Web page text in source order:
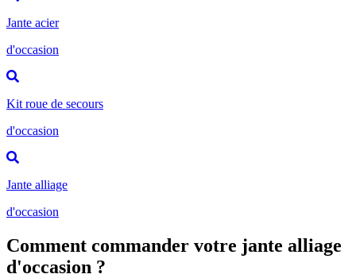
Jante acier
d'occasion
Kit roue de secours
d'occasion
Jante alliage
d'occasion
Comment commander votre jante alliage
d'occasion ?